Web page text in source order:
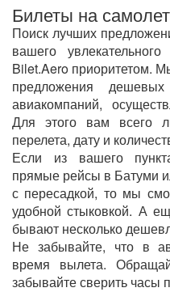
Билеты на
Поиск лучших
вашего
Bilet.Aero приоритетом.
предложения
авиакомпаний,
Для этого вам всего
перелета, дату и
Если из вашего
прямые рейсы в Батуми
с пересадкой, то мы
удобной стыковкой. А
бывают несколько
Не забывайте, что в
время вылета.
забывайте сверить часы